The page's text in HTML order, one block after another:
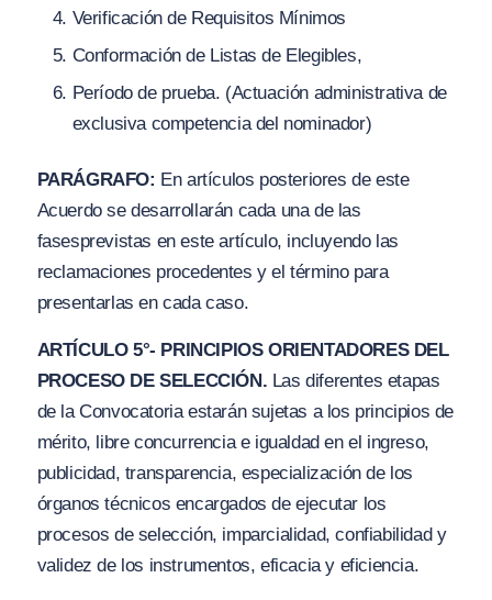
Verificación de Requisitos Mínimos
Conformación de Listas de Elegibles,
Período de prueba. (Actuación administrativa de
exclusiva competencia del nominador)
PARÁGRAFO: En artículos posteriores de este
Acuerdo se desarrollarán cada una de las
fasesprevistas en este artículo, incluyendo las
reclamaciones procedentes y el término para
presentarlas en cada caso.
ARTÍCULO 5°- PRINCIPIOS ORIENTADORES DEL
PROCESO DE SELECCIÓN. Las diferentes etapas
de la Convocatoria estarán sujetas a los principios de
mérito, libre concurrencia e igualdad en el ingreso,
publicidad, transparencia, especialización de los
órganos técnicos encargados de ejecutar los
procesos de selección, imparcialidad, confiabilidad y
validez de los instrumentos, eficacia y eficiencia.